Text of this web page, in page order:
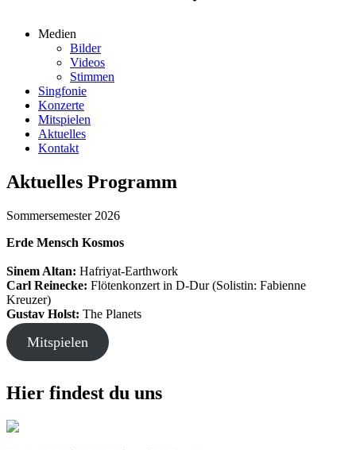
Medien
Bilder
Videos
Stimmen
Singfonie
Konzerte
Mitspielen
Aktuelles
Kontakt
Aktuelles Programm
Sommersemester 2026
Erde Mensch Kosmos
Sinem Altan: Hafriyat-Earthwork
Carl Reinecke: Flötenkonzert in D-Dur (Solistin: Fabienne
Kreuzer)
Gustav Holst: The Planets
Mitspielen
Hier findest du uns